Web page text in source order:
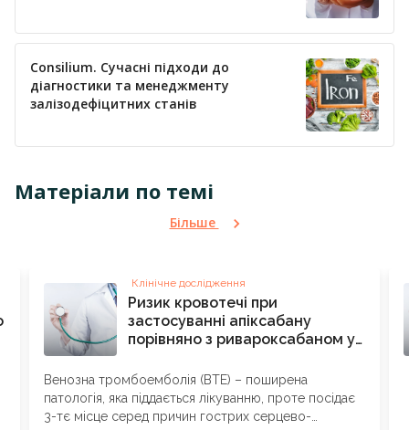
Consilium. Сучасні підходи до
діагностики та менеджменту
залізодефіцитних станів
Матеріали по темі
Більше
Клінічне дослідження
Ризик кровотечі при
застосуванні апіксабану
порівняно з ривароксабаном у
тромбоемболією
Венозна тромбоемболія (ВТЕ) – поширена
патологія, яка піддається лікуванню, проте посідає
3-тє місце серед причин гострих серцево-